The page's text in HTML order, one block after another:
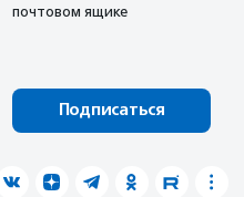
почтовом ящике
Подписаться